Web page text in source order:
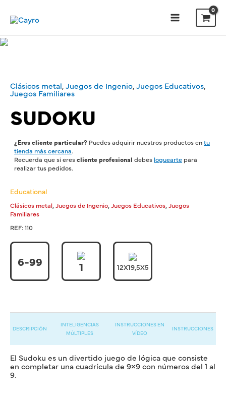
Clásicos metal,Juegos de Ingenio,Juegos Educativos,
Juegos Familiares
SUDOKU
¿Eres cliente particular? Puedes adquirir nuestros productos entu
tienda más cercana.
Recuerda que si erescliente profesional debes loguearte para
realizar tus pedidos.
Educational
Clásicos metal,Juegos de Ingenio,Juegos Educativos,Juegos
Familiares
REF:110
6-99 1 12X19,5X5
DESCRIPCIÓN
INTELIGENCIAS
MÚLTIPLES
INSTRUCCIONES EN
VÍDEO
INSTRUCCIONES
El Sudoku es un divertido juego de lógica que consiste
en completar una cuadrícula de 9×9 con números del 1 al
9.